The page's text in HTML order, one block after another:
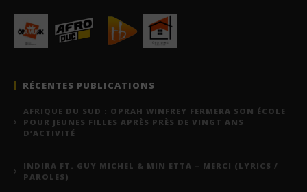
RÉCENTES PUBLICATIONS
AFRIQUE DU SUD : OPRAH WINFREY FERMERA SON ÉCOLE
POUR JEUNES FILLES APRÈS PRÈS DE VINGT ANS
D’ACTIVITÉ
INDIRA FT. GUY MICHEL & MIN ETTA – MERCI (LYRICS /
PAROLES)